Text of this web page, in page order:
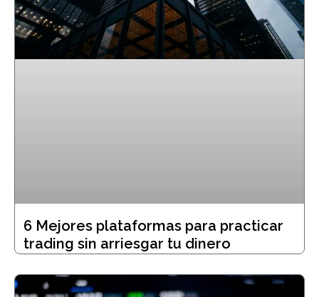
6 Mejores plataformas para practicar
trading sin arriesgar tu dinero